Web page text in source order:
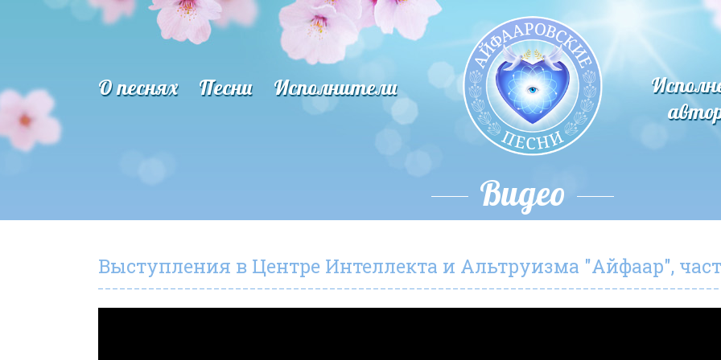
О песнях Песни Исполнители
Видео
Выступления в Центре Интеллекта и Альтруизма "Айфаар",